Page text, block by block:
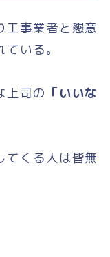
工事業者と懇意
いる。
上司の 「いいな
てくる人は皆無